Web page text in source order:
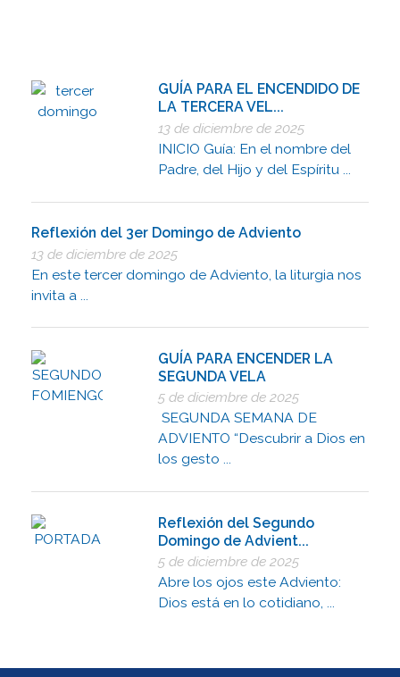
GUÍA PARA EL ENCENDIDO DE
LA TERCERA VEL...
13 de diciembre de 2025
INICIO Guía: En el nombre del
Padre, del Hijo y del Espíritu ...
Reflexión del 3er Domingo de Adviento
13 de diciembre de 2025
En este tercer domingo de Adviento, la liturgia nos
invita a ...
GUÍA PARA ENCENDER LA
SEGUNDA VELA
5 de diciembre de 2025
SEGUNDA SEMANA DE
ADVIENTO “Descubrir a Dios en
los gesto ...
Reflexión del Segundo
Domingo de Advient...
5 de diciembre de 2025
Abre los ojos este Adviento:
Dios está en lo cotidiano, ...